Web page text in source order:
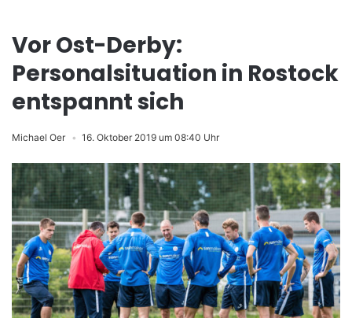
Vor Ost-Derby:
Personalsituation in Rostock
entspannt sich
Michael Oer 16. Oktober 2019 um 08:40 Uhr